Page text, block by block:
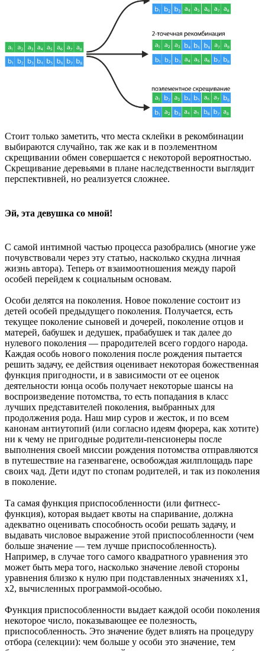
Стоит только заметить, что места склейки в рекомбинации
выбираются случайно, так же как и в поэлементном
скрещивании обмен совершается с некоторой вероятностью.
Скрещивание деревьями в плане наследственности выглядит
перспективней, но реализуется сложнее.
Эй, эта девушка со мной!
С самой интимной частью процесса разобрались (многие уже
почувствовали через эту статью, насколько скудна личная
жизнь автора). Теперь от взаимоотношения между парой
особей перейдем к социальным основам.
Особи делятся на поколения. Новое поколение состоит из
детей особей предыдущего поколения. Получается, есть
текущее поколение сыновей и дочерей, поколение отцов и
матерей, бабушек и дедушек, прабабушек и так далее до
нулевого поколения — прародителей всего гордого народа.
Каждая особь нового поколения после рождения пытается
решить задачу, ее действия оценивает некоторая божественная
функция пригодности, и в зависимости от ее оценок
деятельности юнца особь получает некоторые шансы на
воспроизведение потомства, то есть попадания в класс
лучших представителей поколения, выбранных для
продолжения рода. Наш мир суров и жесток, и по всем
канонам антиутопий (или согласно идеям фюрера, как хотите)
ни к чему не пригодные родители-пенсионеры после
выполнения своей миссии рождения потомства отправляются
в путешествие на газенвагене, освобождая жилплощадь паре
своих чад. Дети идут по стопам родителей, и так из поколения
в поколение.
Та самая функция приспособленности (или фитнесс-
функция), которая выдает квоты на спаривание, должна
адекватно оценивать способность особи решать задачу, и
выдавать числовое выражение этой приспособленности (чем
больше значение — тем лучше приспособленность).
Например, в случае того самого квадратного уравнения это
может быть мера того, насколько значение левой стороны
уравнения близко к нулю при подставленных значениях x1,
x2, вычисленных программой-особью.
Функция приспособленности выдает каждой особи поколения
некоторое число, показывающее ее полезность,
приспособленность. Это значение будет влиять на процедуру
отбора (селекции): чем больше у особи это значение, тем